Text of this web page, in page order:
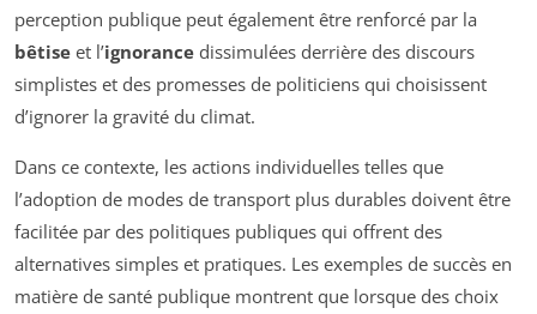
perception publique peut également être renforcé par la
bêtise et l’ignorance dissimulées derrière des discours
simplistes et des promesses de politiciens qui choisissent
d’ignorer la gravité du climat.
Dans ce contexte, les actions individuelles telles que
l’adoption de modes de transport plus durables doivent être
facilitée par des politiques publiques qui offrent des
alternatives simples et pratiques. Les exemples de succès en
matière de santé publique montrent que lorsque des choix